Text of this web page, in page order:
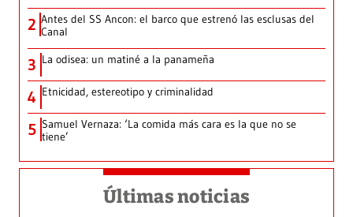
2 Antes del SS Ancon: el barco que estrenó las esclusas del
Canal
3 La odisea: un matiné a la panameña
4 Etnicidad, estereotipo y criminalidad
5 Samuel Vernaza: ‘La comida más cara es la que no se
tiene’
Últimas noticias